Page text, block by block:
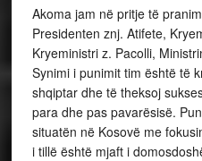
Akoma jam në pritje të
Presidenten znj. Atifete,
Kryeministri z. Pacolli,
Synimi i punimit tim është të
shqiptar dhe të theksoj
para dhe pas pavarësisë.
situatën në Kosovë me
i tillë është mjaft i